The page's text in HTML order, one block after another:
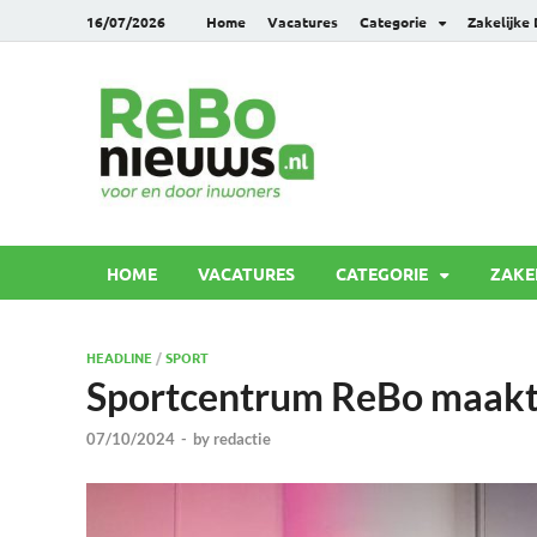
16/07/2026 Home Vacatures Categorie Zakelijke
HOME VACATURES CATEGORIE
HEADLINE /SPORT
Sportcentrum ReBo
07/10/2024 - by redactie